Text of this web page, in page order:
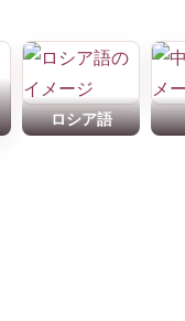
ロシア語